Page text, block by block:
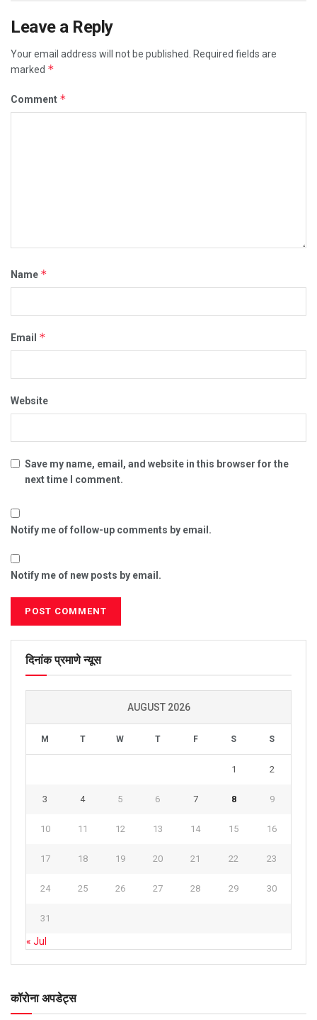
Leave a Reply
Your email address will not be published. Required fields are
marked *
Comment *
Name *
Email *
Website
Save my name, email, and website in this browser for the
next time I comment.
Notify me of follow-up comments by email.
Notify me of new posts by email.
दिनांक प्रमाणे न्यूस
AUGUST 2026
M T W T F S S
1 2
3 4 5 6 7 8 9
10 11 12 13 14 15 16
17 18 19 20 21 22 23
24 25 26 27 28 29 30
31
« Jul
कॉरोना अपडेट्स